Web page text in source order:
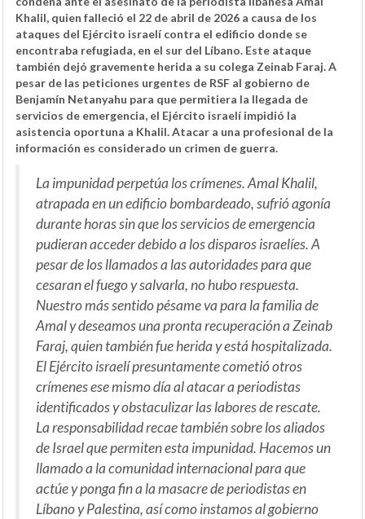
Khalil, quien falleció el 22 de abril de 2026 a causa de los
ataques del Ejército israelí contra el edificio donde se
encontraba refugiada, en el sur del Líbano. Este ataque
también dejó gravemente herida a su colega Zeinab Faraj. A
pesar de las peticiones urgentes de RSF al gobierno de
Benjamín Netanyahu para que permitiera la llegada de
servicios de emergencia, el Ejército israelí impidió la
asistencia oportuna a Khalil. Atacar a una profesional de la
información es considerado un crimen de guerra.
La impunidad perpetúa los crímenes. Amal Khalil,
atrapada en un edificio bombardeado, sufrió agonía
durante horas sin que los servicios de emergencia
pudieran acceder debido a los disparos israelíes. A
pesar de los llamados a las autoridades para que
cesaran el fuego y salvarla, no hubo respuesta.
Nuestro más sentido pésame va para la familia de
Amal y deseamos una pronta recuperación a Zeinab
Faraj, quien también fue herida y está hospitalizada.
El Ejército israelí presuntamente cometió otros
crímenes ese mismo día al atacar a periodistas
identificados y obstaculizar las labores de rescate.
La responsabilidad recae también sobre los aliados
de Israel que permiten esta impunidad. Hacemos un
llamado a la comunidad internacional para que
actúe y ponga fin a la masacre de periodistas en
Líbano y Palestina, así como instamos al gobierno